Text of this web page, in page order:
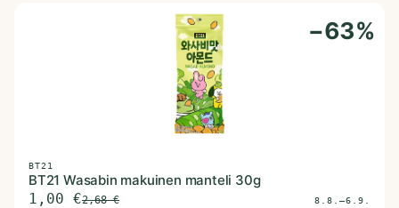
−63%
BT21
BT21 Wasabin makuinen manteli 30g
1,00 €2,68€ 8.8.–6.9.